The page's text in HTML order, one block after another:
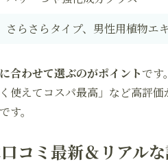
さらさらタイプ、男性用植物エ
合わせて選ぶのがポイントです
使えてコスパ最高」など高評
す。
コミ最新＆リアル